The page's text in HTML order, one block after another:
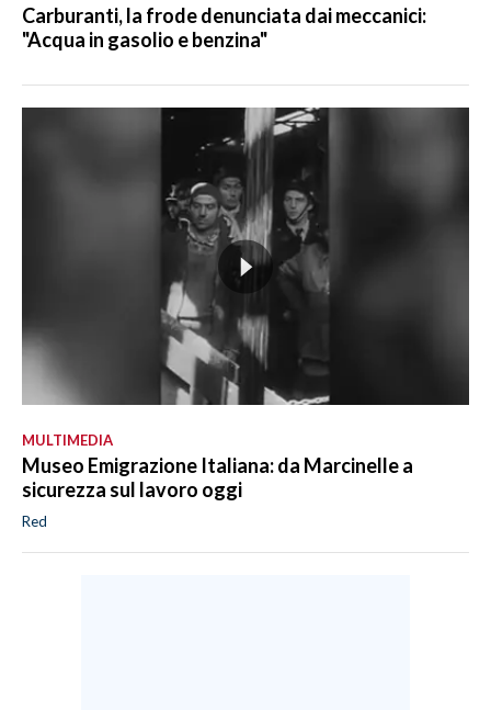
Carburanti, la frode denunciata dai meccanici:
"Acqua in gasolio e benzina"
MULTIMEDIA
Museo Emigrazione Italiana: da Marcinelle a
sicurezza sul lavoro oggi
Red